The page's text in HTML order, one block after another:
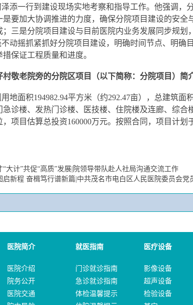
添一行到建设现场实地考察和指导工作。他强调
是要加大协调推进的力度，确保分院项目建设的安
；三是分院项目建设与目前医院内业务发展同步规划
不动摇抓紧抓好分院项目建设，明确时间节点、明确
措保证工程质量和进度。
村敬老院旁的分院区项目（以下简称：分院项目）简
地面积194982.94平方米（约292.47亩），总建筑
急诊楼、发热门诊楼、医技楼、住院楼及连廊、综
，项目估算总投资160000万元。按照合同，项目计划
“大计”共促“高质”发展|院领导带队赴人社局沟通交流工作
启新程 奋楫笃行谱新篇|中共茂名市电白区人民医院委员会党
医院简介 就医指南 医疗设备
医院介绍
院务公开
医院交通
门诊就诊指南
急诊就诊指南
体检温馨提示
影像设备
超声设备
检验设备